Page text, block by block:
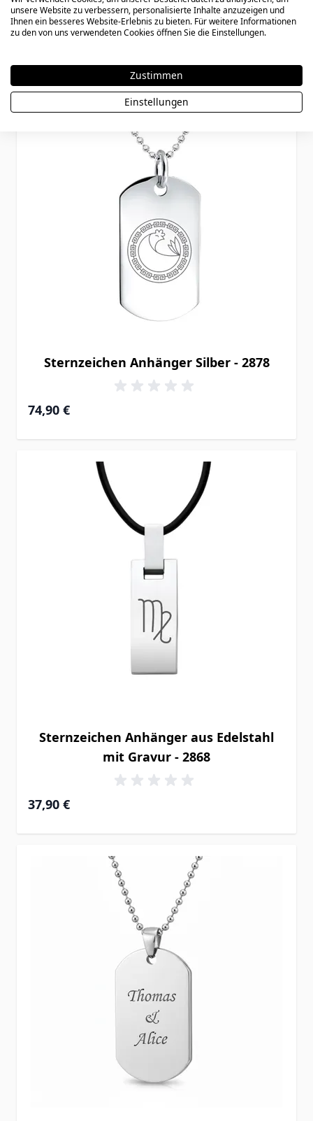
74,90 €
Sternzeichen Anhänger Silber - 2878
74,90 €
Sternzeichen Anhänger aus Edelstahl
mit Gravur - 2868
37,90 €
unsere Website zu verbessern, personalisierte Inhalte anzuzeigen und
Ihnen ein besseres Website-Erlebnis zu bieten. Für weitere Informationen
zu den von uns verwendeten Cookies öffnen Sie die Einstellungen.
Zustimmen
Einstellungen